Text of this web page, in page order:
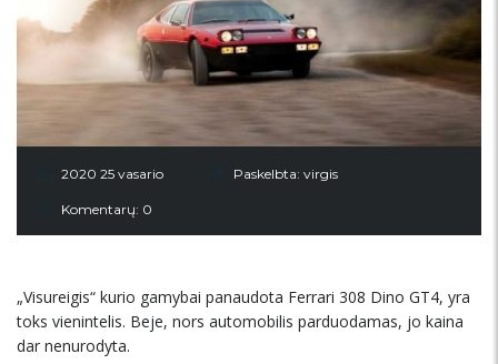
2020 25 vasario Paskelbta: virgis
Komentarų: 0
„Visureigis“ kurio gamybai panaudota Ferrari 308 Dino GT4, yra
toks vienintelis. Beje, nors automobilis parduodamas, jo kaina
dar nenurodyta.